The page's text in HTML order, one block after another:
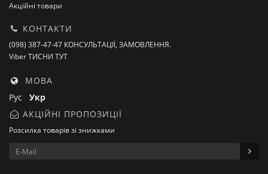
Акційні товари
КОНТАКТИ
(098) 387-47-47 КОНСУЛЬТАЦІЇ, ЗАМОВЛЕННЯ.
Viber ТИСНИ ТУТ
МОВА
Рус Укр
АКЦІЙНІ ПРОПОЗИЦІЇ
Розсилка товарів зі знижками